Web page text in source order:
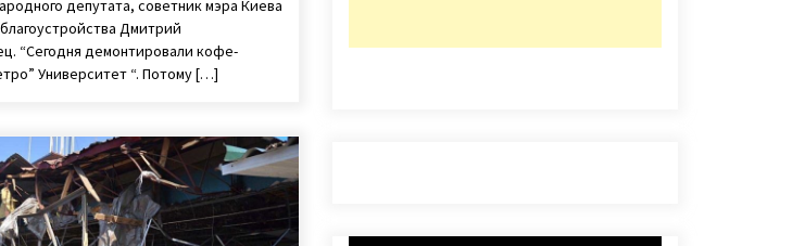
депутата, советник мэра Киева
Дмитрий
“Сегодня демонтировали кофе-
Университет “. Потому […]